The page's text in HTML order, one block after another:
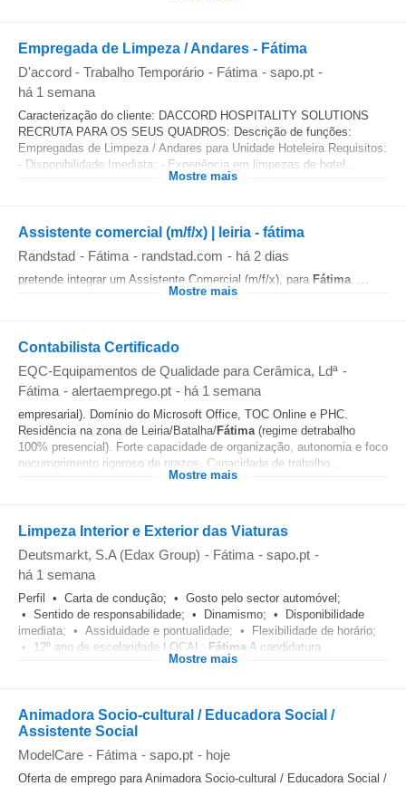
Empregada de Limpeza / Andares - Fátima
D'accord - Trabalho Temporário - Fátima - sapo.pt -
há 1 semana
Caracterização do cliente: DACCORD HOSPITALITY SOLUTIONS
RECRUTA PARA OS SEUS QUADROS: Descrição de funções:
Empregadas de Limpeza / Andares para Unidade Hoteleira Requisitos:
- Disponibilidade Imediata; - Experiência em limpezas de hotel...
Mostre mais
Assistente comercial (m/f/x) | leiria - fátima
Randstad - Fátima - randstad.com - há 2 dias
pretende integrar um Assistente Comercial (m/f/x), para Fátima. ...
Mostre mais
Contabilista Certificado
EQC-Equipamentos de Qualidade para Cerâmica, Ldª -
Fátima - alertaemprego.pt - há 1 semana
empresarial). Domínio do Microsoft Office, TOC Online e PHC.
Residência na zona de Leiria/Batalha/Fátima(regime detrabalho
100% presencial). Forte capacidade de organização, autonomia e foco
nocumprimento rigoroso de prazos. Capacidade de trabalho...
Mostre mais
Limpeza Interior e Exterior das Viaturas
Deutsmarkt, S.A (Edax Group) - Fátima - sapo.pt -
há 1 semana
Perfil • Carta de condução; • Gosto pelo sector automóvel;
• Sentido de responsabilidade; • Dinamismo; • Disponibilidade
imediata; • Assiduidade e pontualidade; • Flexibilidade de horário;
• 12º ano de escolaridade LOCAL: Fátima A candidatura...
Mostre mais
Animadora Socio-cultural / Educadora Social /
Assistente Social
ModelCare - Fátima - sapo.pt - hoje
Oferta de emprego para Animadora Socio-cultural / Educadora Social /